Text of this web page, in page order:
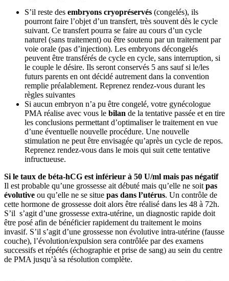
S’il reste des embryons cryopréservés (congelés), ils
pourront faire l’objet d’un transfert, très souvent dès le cycle
suivant. Ce transfert pourra se faire au cours d’un cycle
naturel (sans traitement) ou être soutenu par un traitement par
voie orale (pas d’injection). Les embryons décongelés
peuvent être transférés de cycle en cycle, sans interruption, si
le couple le désire. Ils seront conservés 5 ans sauf si le/les
futurs parents en ont décidé autrement dans la convention
remplie préalablement. Reprenez rendez-vous durant les
règles suivantes
Si aucun embryon n’a pu être congelé, votre gynécologue
PMA réalise avec vous le bilan de la tentative passée et en tire
les conclusions permettant d’optimaliser le traitement en vue
d’une éventuelle nouvelle procédure. Une nouvelle
stimulation ne peut être envisagée qu’après un cycle de repos.
Reprenez rendez-vous dans le mois qui suit cette tentative
infructueuse.
Si le taux de béta-hCG est inférieur à 50 U/ml mais pas négatif
Il est probable qu’une grossesse ait débuté mais qu’elle ne soitpas
évolutive ou qu’elle ne se situe pas dans l’utérus. Un contrôle de
cette hormone de grossesse doit alors être réalisé dans les 48 à 72h.
S’il s’agit d’une grossesse extra-utérine, un diagnostic rapide doit
être posé afin de bénéficier rapidement du traitement le moins
invasif. S’il s’agit d’une grossesse non évolutive intra-utérine (fausse
couche), l’évolution/expulsion sera contrôlée par des examens
successifs et répétés (échographie et prise de sang) au sein du centre
de PMA jusqu’à sa résolution complète.